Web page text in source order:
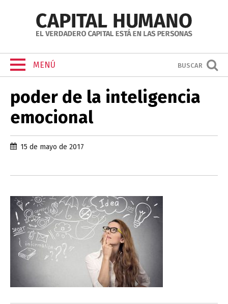
MENÚ BUSCAR
poder de la inteligencia
emocional
15 de mayo de 2017